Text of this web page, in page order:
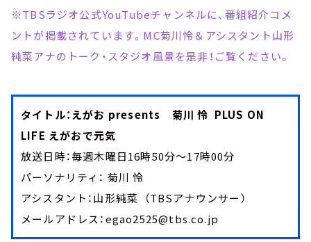
※TBSラジオ公式YouTubeチャンネルに、番組紹介コメ
ントが掲載されています。MC菊川怜＆アシスタント山形
純菜アナのトーク・スタジオ風景を是非！ご覧ください。
タイトル：えがお presents 菊川 怜 PLUS ON
LIFE えがおで元気
放送日時：毎週木曜日16時50分～17時00分
パーソナリティ： 菊川 怜
アシスタント：山形純菜 （TBSアナウンサー）
メールアドレス：egao2525@tbs.co.jp